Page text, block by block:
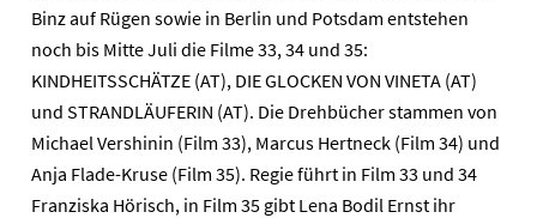
Binz auf Rügen sowie in Berlin und Potsdam entstehen
noch bis Mitte Juli die Filme 33, 34 und 35:
KINDHEITSSCHÄTZE (AT), DIE GLOCKEN VON VINETA (AT)
und STRANDLÄUFERIN (AT). Die Drehbücher stammen von
Michael Vershinin (Film 33), Marcus Hertneck (Film 34) und
Anja Flade-Kruse (Film 35). Regie führt in Film 33 und 34
Franziska Hörisch, in Film 35 gibt Lena Bodil Ernst ihr